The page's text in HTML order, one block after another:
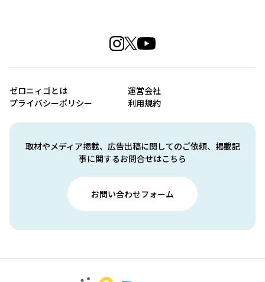
取材やメディア掲載、広告出稿に関してのご依頼、掲載記
事に関するお問合せはこちら
お問い合わせフォーム
ゼロニィゴとは
運営会社
プライバシーポリシー
利用規約